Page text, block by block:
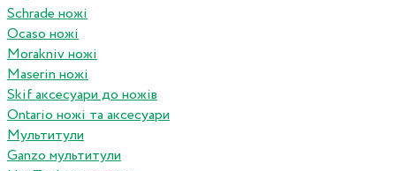
Schrade ножі
Ocaso ножі
Morakniv ножі
Maserin ножі
Skif аксесуари до ножів
Ontario ножі та аксесуари
Мультитули
Ganzo мультитули